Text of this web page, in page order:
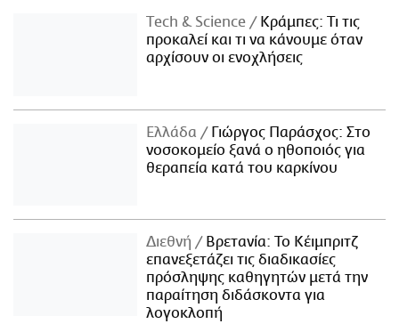
Τech & Science
Κράμπες: Τι τις
προκαλεί και τι να κάνουμε όταν
αρχίσουν οι ενοχλήσεις
Ελλάδα
Γιώργος Παράσχος: Στο
νοσοκομείο ξανά ο ηθοποιός για
θεραπεία κατά του καρκίνου
Διεθνή
Βρετανία: Το Κέιμπριτζ
επανεξετάζει τις διαδικασίες
πρόσληψης καθηγητών μετά την
παραίτηση διδάσκοντα για
λογοκλοπή